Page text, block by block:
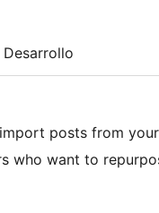
Desarrollo
posts from
who want to